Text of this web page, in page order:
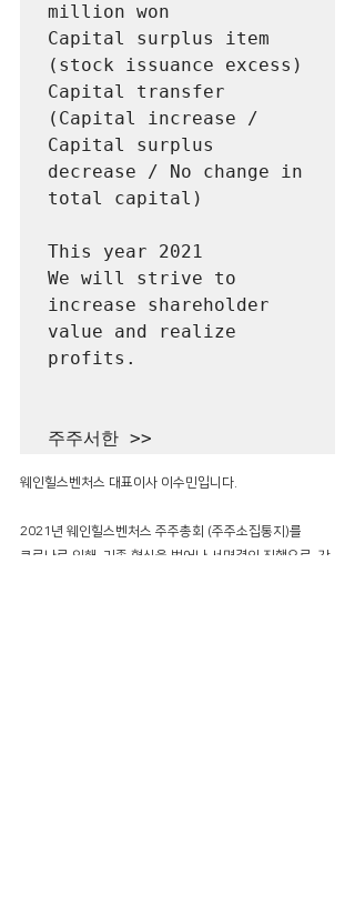
million won
Capital surplus item
(stock issuance excess)
Capital transfer
(Capital increase /
Capital surplus
decrease / No change in
total capital)
This year 2021
We will strive to
increase shareholder
value and realize
profits.
주주서한 >>
웨인힐스벤처스 대표이사 이수민입니다.
2021년 웨인힐스벤처스 주주총회 (주주소집통지)를
코로나로 인해  기존 형식을 벗어나 서면결의 진행으로  간